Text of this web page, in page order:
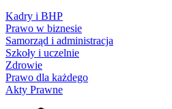
Kadry i BHP
Prawo w biznesie
Samorząd i administracja
Szkoły i uczelnie
Zdrowie
Prawo dla każdego
Akty Prawne